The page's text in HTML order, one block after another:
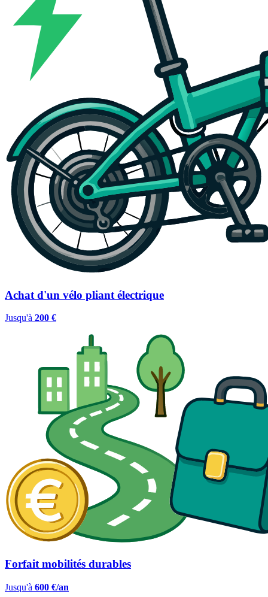
Achat d'un vélo pliant électrique
Jusqu'à 200 €
Forfait mobilités durables
Jusqu'à 600 €/an